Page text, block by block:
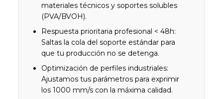
materiales técnicos y soportes solubles
(PVA/BVOH).
Respuesta prioritaria profesional < 48h:
Saltas la cola del soporte estándar para
que tu producción no se detenga.
Optimización de perfiles industriales:
Ajustamos tus parámetros para exprimir
los 1000 mm/s con la máxima calidad.